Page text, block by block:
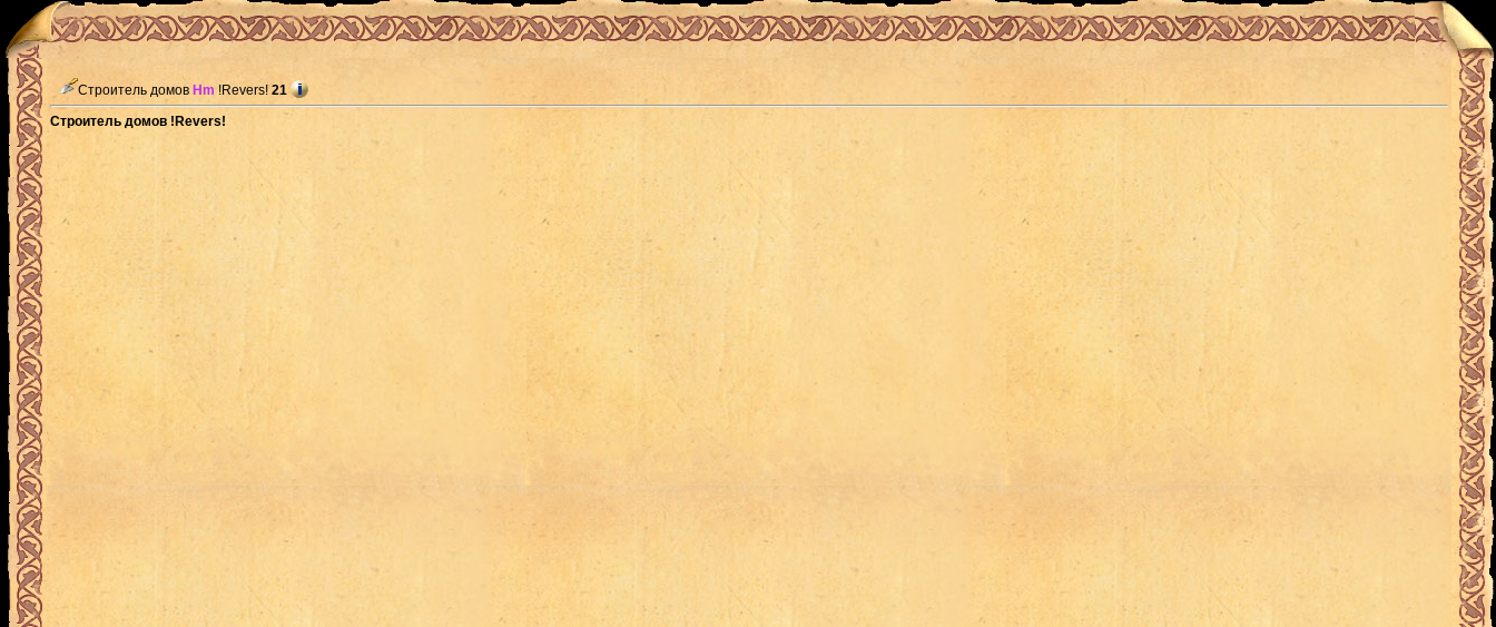
Строитель домов Hm !Revers! 21
Строитель домов !Revers!